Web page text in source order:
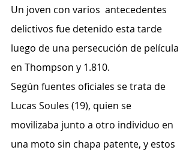
Un joven con varios  antecedentes
delictivos fue detenido esta tarde
luego de una persecución de película
en Thompson y 1.810.
Según fuentes oficiales se trata de
Lucas Soules (19), quien se
movilizaba junto a otro individuo en
una moto sin chapa patente, y estos